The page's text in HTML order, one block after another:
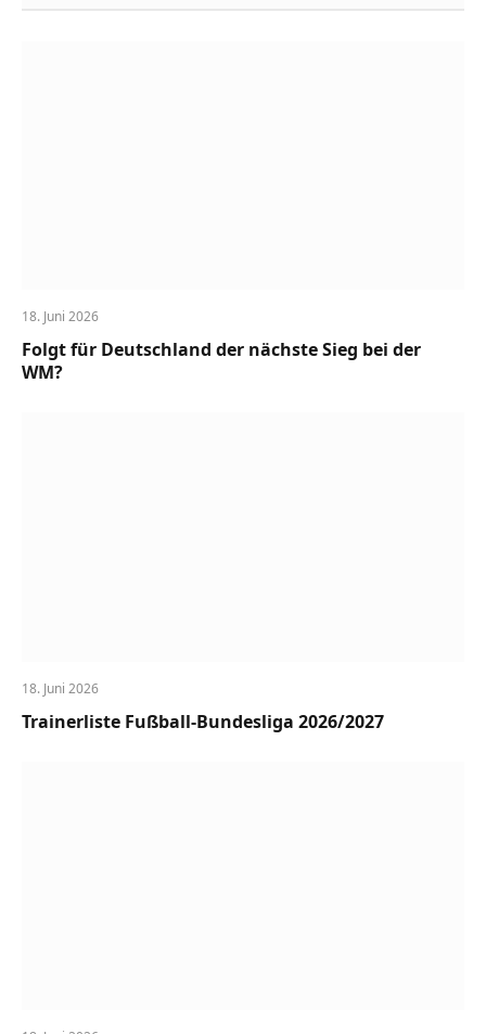
18. Juni 2026
Folgt für Deutschland der nächste Sieg bei der
WM?
18. Juni 2026
Trainerliste Fußball-Bundesliga 2026/2027